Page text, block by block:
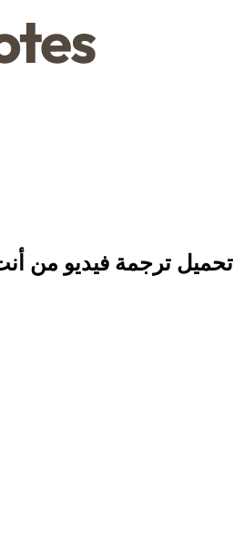
تحميل ترجمة فيديو من أنت؟ الحلقة 1 من